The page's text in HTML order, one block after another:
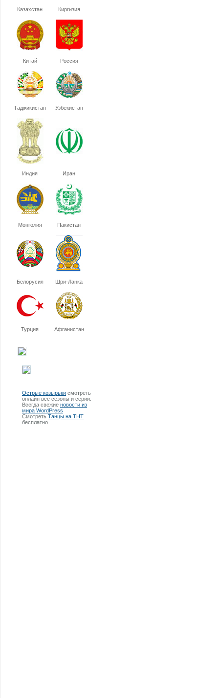
Казахстан Киргизия
Китай Россия
Таджикистан Узбекистан
Индия Иран
Монголия Пакистан
Белорусия Шри-Ланка
Турция Афганистан
Острые козырьки смотреть
онлайн все сезоны и серии.
Всегда свежие новости из
мира WordPress
Смотреть Танцы на ТНТ
бесплатно